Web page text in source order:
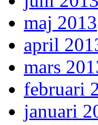
maj 2013
april
mars
februari
januari